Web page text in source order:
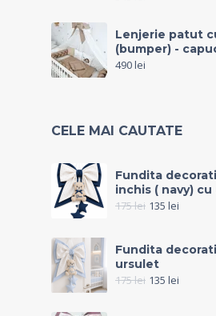
Lenjerie patut
(bumper) -
490lei
CELE MAI CAUTATE
Fundita
inchis ( navy)
175lei 135 lei
Fundita
ursulet
175lei 135 lei